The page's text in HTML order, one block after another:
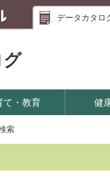
データカタロ
て・教育 健
索